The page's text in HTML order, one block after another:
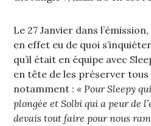
Le 27 Janvier dans
en effet eu de quoi
qu’il était en équipe avec
en tête de les préserver
notamment :« Pour Sleepy
plongée et Solbi qui a peur de
devais tout faire pour nous